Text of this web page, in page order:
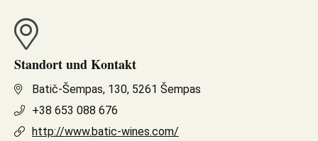
Standort und Kontakt
Batič-Šempas, 130, 5261 Šempas
+38 653 088 676
http://www.batic-wines.com/